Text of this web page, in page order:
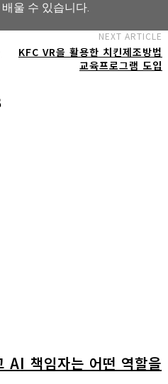
울 수 있습니다.
아카데미 교육과정 보기
NEXT ARTICLE
KFC VR을 활용한 치킨제조방법
교육프로그램 도입
AI 책임자는 어떤 역할을